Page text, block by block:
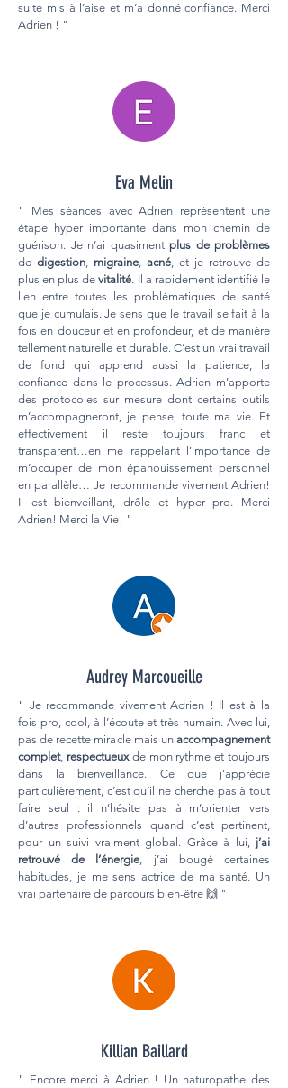
suite mis à l’aise et m’a donné confiance. Merci
Adrien ! "
Eva Melin
" Mes séances avec Adrien représentent une
étape hyper importante dans mon chemin de
guérison. Je n’ai quasiment plus de problèmes
de digestion, migraine, acné, et je retrouve de
plus en plus devitalité. Il a rapidement identifié le
lien entre toutes les problématiques de santé
que je cumulais. Je sens que le travail se fait à la
fois en douceur et en profondeur, et de manière
tellement naturelle et durable. C’est un vrai travail
de fond qui apprend aussi la patience, la
confiance dans le processus. Adrien m’apporte
des protocoles sur mesure dont certains outils
m’accompagneront, je pense, toute ma vie. Et
effectivement il reste toujours franc et
transparent…en me rappelant l’importance de
m’occuper de mon épanouissement personnel
en parallèle… Je recommande vivement Adrien!
Il est bienveillant, drôle et hyper pro. Merci
Adrien! Merci la Vie! "
Audrey Marcoueille
" Je recommande vivement Adrien ! Il est à la
fois pro, cool, à l’écoute et très humain. Avec lui,
pas de recette miracle mais un accompagnement
complet, respectueuxde mon rythme et toujours
dans la bienveillance. Ce que j’apprécie
particulièrement, c’est qu’il ne cherche pas à tout
faire seul : il n’hésite pas à m’orienter vers
d’autres professionnels quand c’est pertinent,
pour un suivi vraiment global. Grâce à lui, j’ai
retrouvé de l’énergie, j’ai bougé certaines
habitudes, je me sens actrice de ma santé. Un
vrai partenaire de parcours bien-être 🙌 "
Killian Baillard
" Encore merci à Adrien ! Un naturopathe des